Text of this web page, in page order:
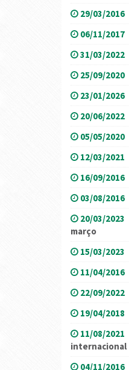
29/03/2016
06/11/2017
31/03/2022
25/09/2020
23/01/2026
20/06/2022
05/05/2020
12/03/2021
16/09/2016
03/08/2016
20/03/2023
março
15/03/2023
11/04/2016
22/09/2022
19/04/2018
11/08/2021
internacional
04/11/2016